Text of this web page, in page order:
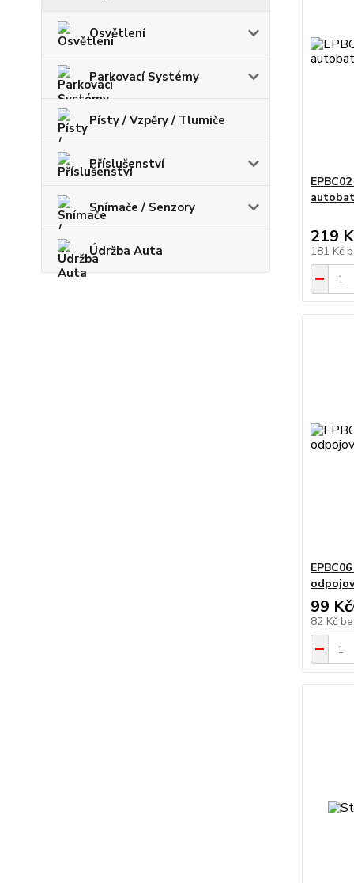
Osvětlení
Parkovací Systémy
Písty / Vzpěry / Tlumiče
Příslušenství
Snímače / Senzory
Údržba Auta
219
181 Kč
99 Kč/
82 Kč